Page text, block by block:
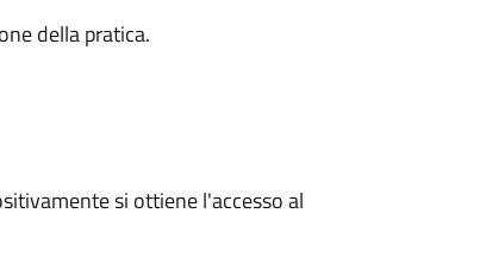
della pratica.
si ottiene l'accesso al